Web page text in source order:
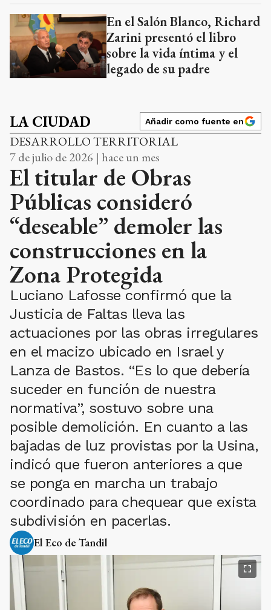
En el Salón Blanco, Richard
Zarini presentó el libro
sobre la vida íntima y el
legado de su padre
LA CIUDAD Añadir como fuente en
DESARROLLO TERRITORIAL
7 de julio de 2026 | hace un mes
El titular de Obras
Públicas consideró
“deseable” demoler las
construcciones en la
Zona Protegida
Luciano Lafosse confirmó que la
Justicia de Faltas lleva las
actuaciones por las obras irregulares
en el macizo ubicado en Israel y
Lanza de Bastos. “Es lo que debería
suceder en función de nuestra
normativa”, sostuvo sobre una
posible demolición. En cuanto a las
bajadas de luz provistas por la Usina,
indicó que fueron anteriores a que
se ponga en marcha un trabajo
coordinado para chequear que exista
subdivisión en pacerlas.
El Eco de Tandil